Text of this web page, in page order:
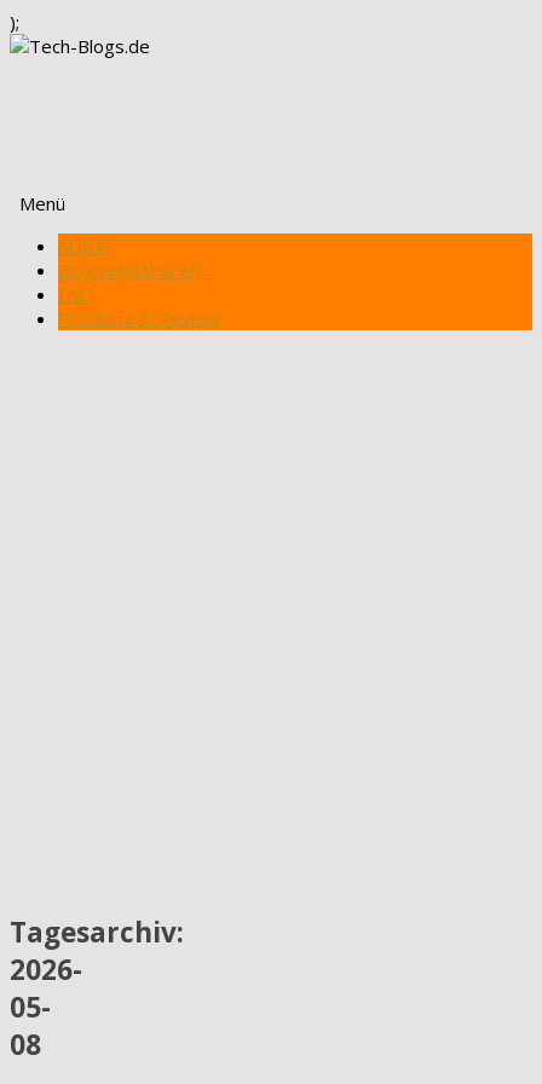
);
Menü
Zum
Inhalt
springen
Artikel
Blog registrieren
FAQ
Produkte & Review
Tagesarchiv:
2026-
05-
08